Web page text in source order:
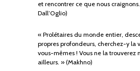
et rencontrer ce que nous
Dall’Oglio)
« Prolétaires du monde entier,
propres profondeurs, cherchez-y la
vous-mêmes ! Vous ne la trouverez
ailleurs. » (Makhno)